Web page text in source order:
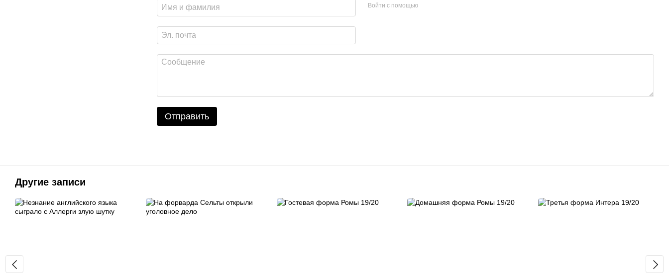
Войти с помощью
Отправить
Другие записи